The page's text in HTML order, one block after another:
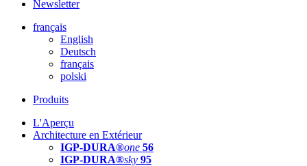
Newsletter
français
English
Deutsch
français
polski
Produits
L'Aperçu
Architecture en Extérieur
IGP-DURA®one 56
IGP-DURA®sky 95